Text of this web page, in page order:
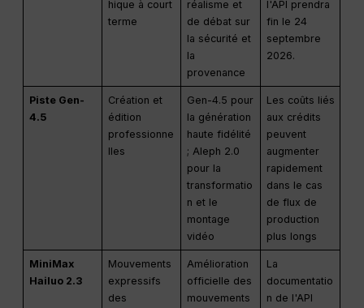
hique à court
terme
réalisme et
de débat sur
la sécurité et
la
provenance
l'API prendra
fin le 24
septembre
2026.
Piste Gen-
4.5
Création et
édition
professionne
lles
Gen-4.5 pour
la génération
haute fidélité
; Aleph 2.0
pour la
transformatio
n et le
montage
vidéo
Les coûts liés
aux crédits
peuvent
augmenter
rapidement
dans le cas
de flux de
production
plus longs
MiniMax
Hailuo 2.3
Mouvements
expressifs
des
Amélioration
officielle des
mouvements
La
documentatio
n de l'API